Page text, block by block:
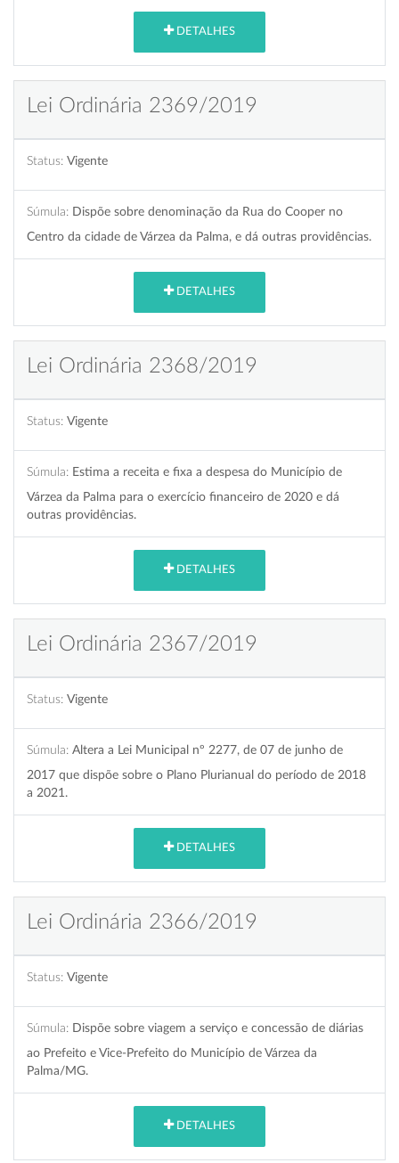
DETALHES
Lei Ordinária 2369/2019
Status: Vigente
Súmula: Dispõe sobre denominação da Rua do Cooper no
Centro da cidade de Várzea da Palma, e dá outras providências.
DETALHES
Lei Ordinária 2368/2019
Status: Vigente
Súmula: Estima a receita e fixa a despesa do Município de
Várzea da Palma para o exercício financeiro de 2020 e dá
outras providências.
DETALHES
Lei Ordinária 2367/2019
Status: Vigente
Súmula: Altera a Lei Municipal nº 2277, de 07 de junho de
2017 que dispõe sobre o Plano Plurianual do período de 2018
a 2021.
DETALHES
Lei Ordinária 2366/2019
Status: Vigente
Súmula: Dispõe sobre viagem a serviço e concessão de diárias
ao Prefeito e Vice-Prefeito do Município de Várzea da
Palma/MG.
DETALHES